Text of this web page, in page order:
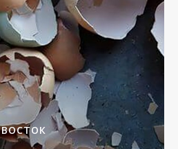
ВОСТОК